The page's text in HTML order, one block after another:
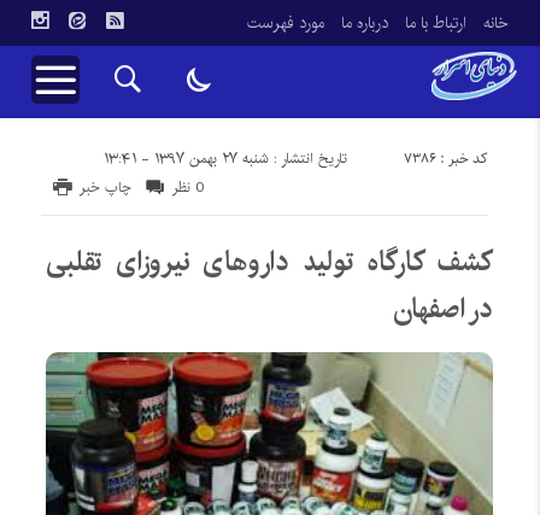
خانه ارتباط با ما درباره ما مورد فهرست
تاریخ انتشار : شنبه ۲۷ بهمن ۱۳۹۷ - ۱۳:۴۱ کد خبر : 7386
چاپ خبر 0 نظر
کشف کارگاه تولید داروهای نیروزای تقلبی
در اصفهان